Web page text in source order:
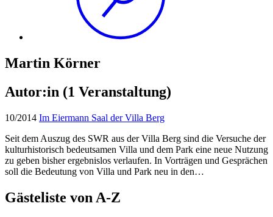
Martin Körner
Autor:in (1 Veranstaltung)
10/2014 Im Eiermann Saal der Villa Berg
Seit dem Auszug des SWR aus der Villa Berg sind die Versuche der
kulturhistorisch bedeutsamen Villa und dem Park eine neue Nutzung
zu geben bisher ergebnislos verlaufen. In Vorträgen und Gesprächen
soll die Bedeutung von Villa und Park neu in den…
Gästeliste von A-Z